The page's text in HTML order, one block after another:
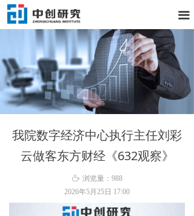
끀
我院数字经济中心执行主任刘彩
云做客东方财经《632观察》
2026年5月25日 17:00
ꄘ 浏览量： 988